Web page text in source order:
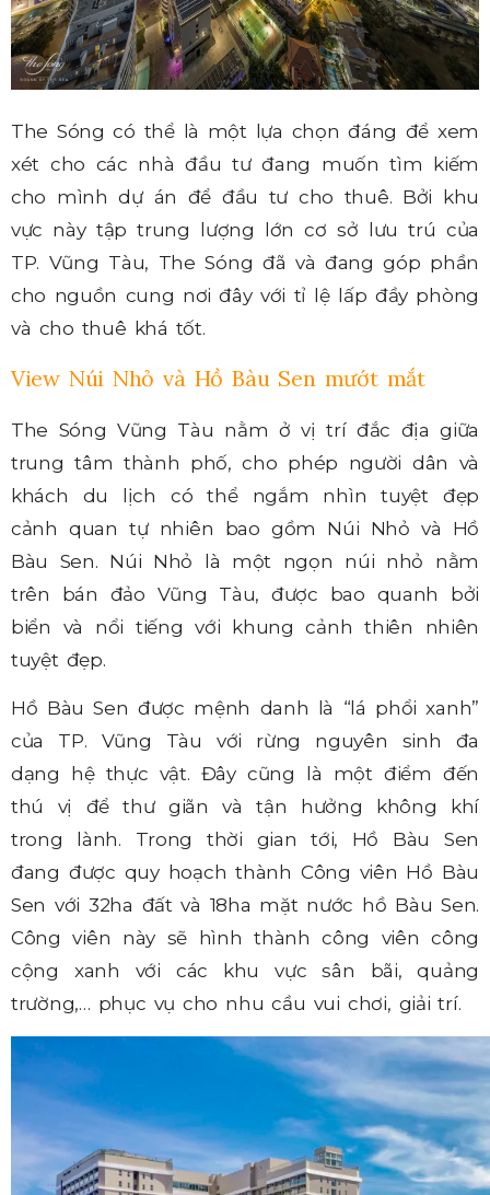
The Sóng có thể là một lựa chọn đáng để xem
xét cho các nhà đầu tư đang muốn tìm kiếm
cho mình dự án để đầu tư cho thuê. Bởi khu
vực này tập trung lượng lớn cơ sở lưu trú của
TP. Vũng Tàu, The Sóng đã và đang góp phần
cho nguồn cung nơi đây với tỉ lệ lấp đầy phòng
và cho thuê khá tốt.
View Núi Nhỏ và Hồ Bàu Sen mướt mắt
The Sóng Vũng Tàu nằm ở vị trí đắc địa giữa
trung tâm thành phố, cho phép người dân và
khách du lịch có thể ngắm nhìn tuyệt đẹp
cảnh quan tự nhiên bao gồm Núi Nhỏ và Hồ
Bàu Sen. Núi Nhỏ là một ngọn núi nhỏ nằm
trên bán đảo Vũng Tàu, được bao quanh bởi
biển và nổi tiếng với khung cảnh thiên nhiên
tuyệt đẹp.
Hồ Bàu Sen được mệnh danh là “lá phổi xanh”
của TP. Vũng Tàu với rừng nguyên sinh đa
dạng hệ thực vật. Đây cũng là một điểm đến
thú vị để thư giãn và tận hưởng không khí
trong lành. Trong thời gian tới, Hồ Bàu Sen
đang được quy hoạch thành Công viên Hồ Bàu
Sen với 32ha đất và 18ha mặt nước hồ Bàu Sen.
Công viên này sẽ hình thành công viên công
cộng xanh với các khu vực sân bãi, quảng
trường,… phục vụ cho nhu cầu vui chơi, giải trí.